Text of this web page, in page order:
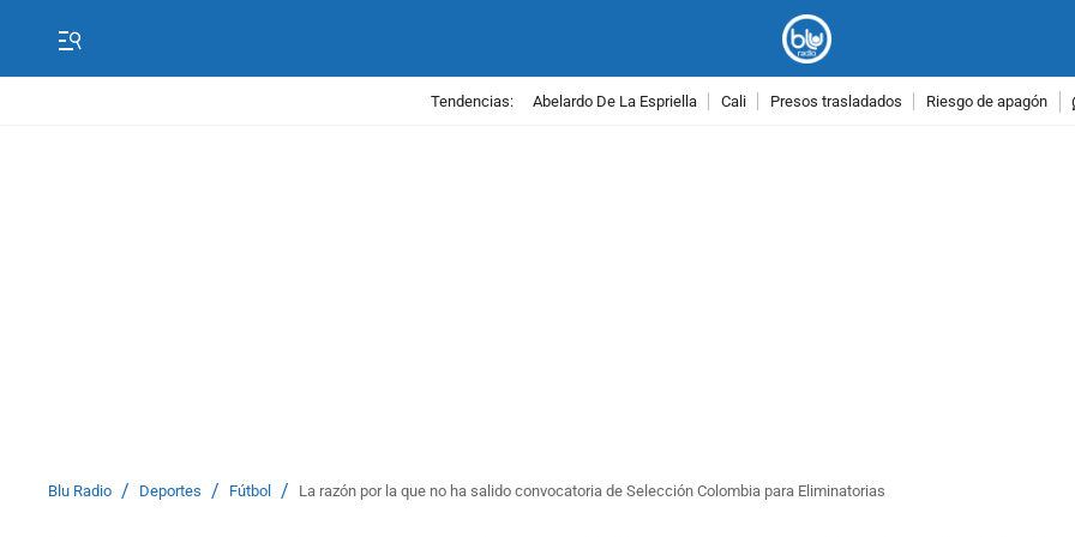
Tendencias: Abelardo De La Espriella Cali Presos trasladados Riesgo de apagón
Blu Radio / Deportes / Fútbol / La razón por la que no ha salido convocatoria de Selección Colombia para Eliminatorias